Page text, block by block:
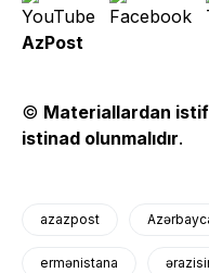
AzPost
© Materiallardan
istinad olunmalıdır.
azazpost
ermənistana